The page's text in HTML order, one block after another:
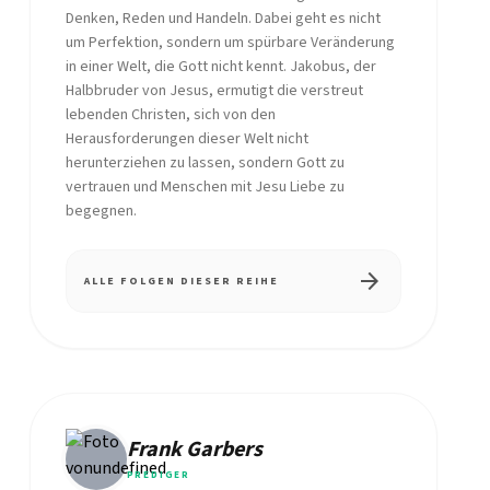
Denken, Reden und Handeln. Dabei geht es nicht
um Perfektion, sondern um spürbare Veränderung
in einer Welt, die Gott nicht kennt. Jakobus, der
Halbbruder von Jesus, ermutigt die verstreut
lebenden Christen, sich von den
Herausforderungen dieser Welt nicht
herunterziehen zu lassen, sondern Gott zu
vertrauen und Menschen mit Jesu Liebe zu
begegnen.
ALLE FOLGEN DIESER REIHE arrow_forward
Frank Garbers
PREDIGER